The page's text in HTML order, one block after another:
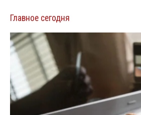
Главное сегодня